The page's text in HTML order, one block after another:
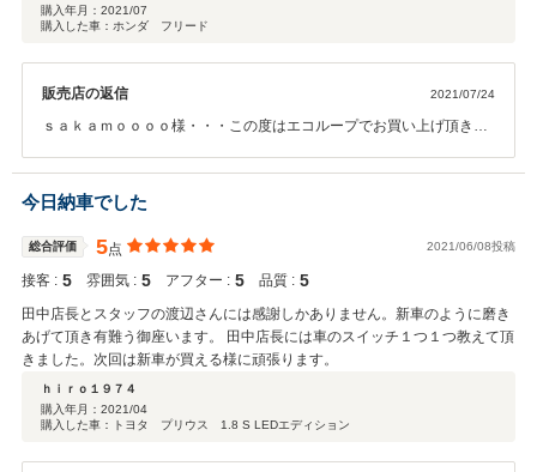
と言っておりました。経年劣化等仕方ない傷等除いてもピッカピカの仕上が
りで帰りの高速での運転も順調そのもの満足です。今後もなにかありました
購入年月： 2021/07
購入した車：ホンダ フリード
販売店の返信 2021/07/24
ｓａｋａｍｏｏｏｏ様・・・この度はエコループでお買い上げ頂き有
最高評価と最高なお褒めのお言葉を頂き感謝致します。この様なお言
葉を頂きスタッフ一同やる気倍増です！！今後一層、しっかりしたお
車を提供し対応するべく最大限に努力していきたいと思います。この
様なお言葉を頂いたお客様にはより一層、しっかり対応して行きたい
と思っております。納車をして終わりではなく、納車をしてからがお
付き合いの始まりですので、今後とも末永く、宜しくお願い致しま
す。また、お知り合いなどおられましたらご紹介の程、宜しくお願い
致します。この度は本当に有難う御座いました。
今日納車でした
総合評価 5点 2021/06/08投稿
接客 : 5 雰囲気 : 5 アフター : 5 品質 : 5
田中店長とスタッフの渡辺さんには感謝しかありません。新車のように磨き
あげて頂き有難う御座います。 田中店長には車のスイッチ１つ１つ教えて頂
きました。次回は新車が買える様に頑張ります。
ｈｉｒｏ１９７４
購入年月： 2021/04
購入した車：トヨタ プリウス 1.8 S LEDエディション